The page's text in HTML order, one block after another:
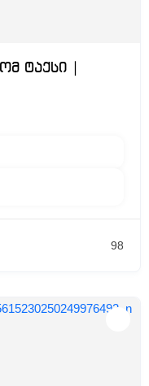
ტაქსი |
98